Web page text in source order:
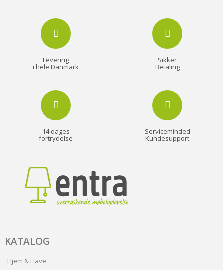
Levering
i hele Danmark
Sikker
Betaling
14 dages
fortrydelse
Serviceminded
Kundesupport
KATALOG
Hjem & Have